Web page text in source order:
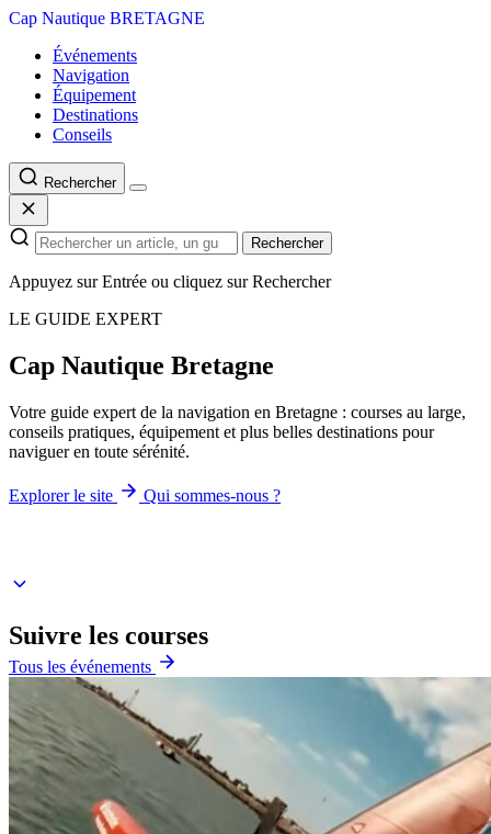
Cap Nautique BRETAGNE
Événements
Navigation
Équipement
Destinations
Conseils
Rechercher
Rechercher
Appuyez sur Entrée ou cliquez sur Rechercher
LE GUIDE EXPERT
Cap Nautique Bretagne
Votre guide expert de la navigation en Bretagne : courses au large,
conseils pratiques, équipement et plus belles destinations pour
naviguer en toute sérénité.
Explorer le site Qui sommes-nous ?
Suivre les courses
Tous les événements